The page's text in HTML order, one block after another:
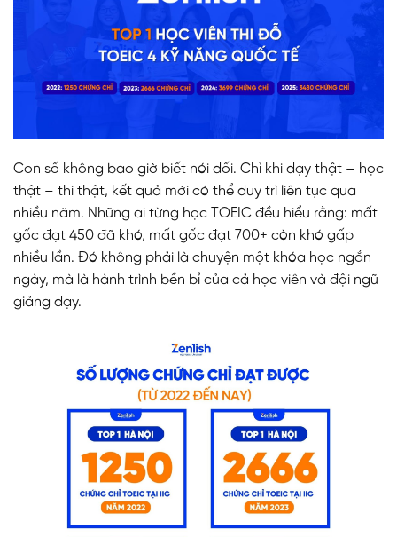
Con số không bao giờ biết nói dối. Chỉ khi dạy thật – học
thật – thi thật, kết quả mới có thể duy trì liên tục qua
nhiều năm. Những ai từng học TOEIC đều hiểu rằng: mất
gốc đạt 450 đã khó, mất gốc đạt 700+ còn khó gấp
nhiều lần. Đó không phải là chuyện một khóa học ngắn
ngày, mà là hành trình bền bỉ của cả học viên và đội ngũ
giảng dạy.